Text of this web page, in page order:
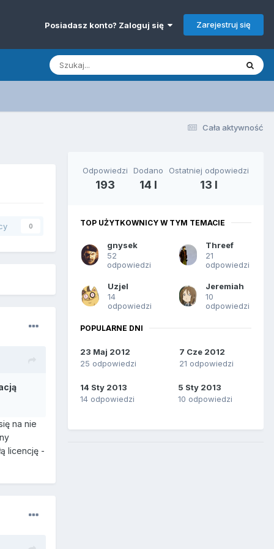
Posiadasz konto? Zaloguj się Zarejestruj się
Cała aktywność
0
na nie
licencję -
Odpowiedzi
193
Dodano
14 l
Ostatniej odpowiedzi
13 l
TOP UŻYTKOWNICY W TYM TEMACIE
gnysek
52
odpowiedzi
Threef
21
odpowiedzi
Uzjel
14
odpowiedzi
Jeremiah
10
odpowiedzi
POPULARNE DNI
23 Maj 2012
25 odpowiedzi
7 Cze 2012
21 odpowiedzi
14 Sty 2013
14 odpowiedzi
5 Sty 2013
10 odpowiedzi